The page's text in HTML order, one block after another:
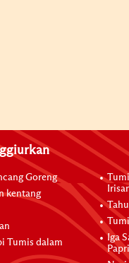
Goreng
kentang
Tumis dalam
Iga